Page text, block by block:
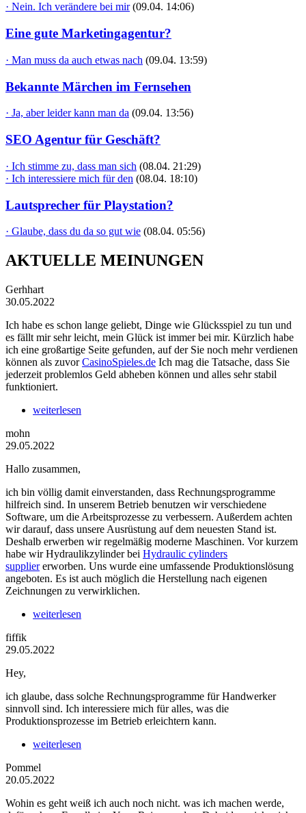
· Nein. Ich verändere bei mir (09.04. 14:06)
Eine gute Marketingagentur?
· Man muss da auch etwas nach (09.04. 13:59)
Bekannte Märchen im Fernsehen
· Ja, aber leider kann man da (09.04. 13:56)
SEO Agentur für Geschäft?
· Ich stimme zu, dass man sich (08.04. 21:29)
· Ich interessiere mich für den (08.04. 18:10)
Lautsprecher für Playstation?
· Glaube, dass du da so gut wie (08.04. 05:56)
AKTUELLE MEINUNGEN
Gerhhart
30.05.2022
Ich habe es schon lange geliebt, Dinge wie Glücksspiel zu tun und
es fällt mir sehr leicht, mein Glück ist immer bei mir. Kürzlich habe
ich eine großartige Seite gefunden, auf der Sie noch mehr verdienen
können als zuvorCasinoSpieles.de Ich mag die Tatsache, dass Sie
jederzeit problemlos Geld abheben können und alles sehr stabil
funktioniert.
weiterlesen
mohn
29.05.2022
Hallo zusammen,
ich bin völlig damit einverstanden, dass Rechnungsprogramme
hilfreich sind. In unserem Betrieb benutzen wir verschiedene
Software, um die Arbeitsprozesse zu verbessern. Außerdem achten
wir darauf, dass unsere Ausrüstung auf dem neuesten Stand ist.
Deshalb erwerben wir regelmäßig moderne Maschinen. Vor kurzem
habe wir Hydraulikzylinder bei Hydraulic cylinders
suppliererworben. Uns wurde eine umfassende Produktionslösung
angeboten. Es ist auch möglich die Herstellung nach eigenen
Zeichnungen zu verwirklichen.
weiterlesen
fiffik
29.05.2022
Hey,
ich glaube, dass solche Rechnungsprogramme für Handwerker
sinnvoll sind. Ich interessiere mich für alles, was die
Produktionsprozesse im Betrieb erleichtern kann.
weiterlesen
Pommel
20.05.2022
Wohin es geht weiß ich auch noch nicht. was ich machen werde,